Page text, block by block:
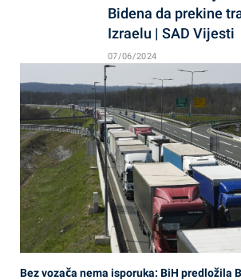
Bidena da prekine
Izraelu | SAD Vijesti
07/06/2024
Bez vozača nema isporuka: BiH predložila